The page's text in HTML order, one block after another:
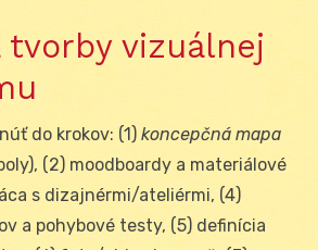
tvorby vizuálnej
do krokov: (1) koncepčná mapa
(2) moodboardy a materiálové
s dizajnérmi/ateliérmi, (4)
a pohybové testy, (5) definícia